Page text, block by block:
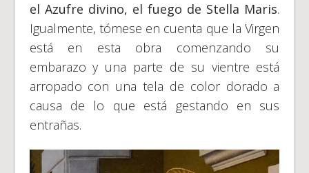
el Azufre divino, el fuego de Stella Maris.
Igualmente, tómese en cuenta que la Virgen
está en esta obra comenzando su
embarazo y una parte de su vientre está
arropado con una tela de color dorado a
causa de lo que está gestando en sus
entrañas.